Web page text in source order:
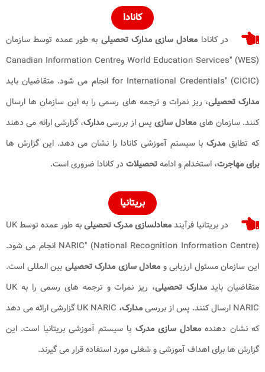
کانادا
در کانادا معادل ‌سازی مدارک تحصیلی به ‌طور عمده توسط سازمان
World Education Services" (WES) وCanadian Information Centre
for International Credentials" (CICIC) انجام می‌ شود. متقاضیان باید
مدارک تحصیلی، ریز نمرات و ترجمه ‌های رسمی را به این سازمان‌ ها ارسال
کنند. سازمان‌ های معادل ‌سازی پس از بررسیمدارک، گزارشی ارائه می ‌دهند
که تطابق مدرک با سیستم آموزشی کانادا را نشان می ‌دهد. این گزارش ‌ها
برای مهاجرت، استخدام و ادامهتحصیلاتدر کانادا ضروری است.
بریتانیا
در بریتانیا فرآیندمعادلسازی مدرک تحصیلی
به ‌طور عمده توسط UK
NARIC" (National Recognition Information Centre) انجام می ‌شود.
این سازمان مسئول ارزیابی و معادل‌ سازی مدارک تحصیلی بین‌ المللی است.
متقاضیان بایدمدارک تحصیلی
، ریز نمرات و ترجمه‌ های رسمی را به UK
NARIC ارسال کنند. پس از بررسی
مدارک
، UK NARIC گزارشی ارائه می‌ دهد
که نشان ‌دهنده معادل‌ سازی مدرک با سیستم آموزشی بریتانیا است. این
گزارش‌ ها برای اهداف آموزشی و شغلی مورد استفاده قرار می‌ گیرند.